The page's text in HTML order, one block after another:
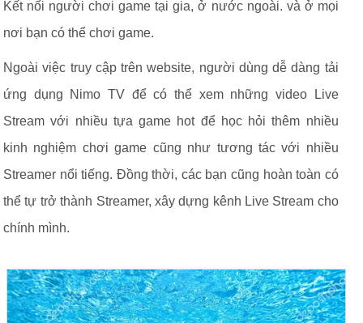
Kết nối người chơi game tại gia, ở nước ngoài. và ở mọi
nơi bạn có thể chơi game.
Ngoài việc truy cập trên website, người dùng dễ dàng tải
ứng dụng Nimo TV để có thể xem những video Live
Stream với nhiều tựa game hot để học hỏi thêm nhiều
kinh nghiệm chơi game cũng như tương tác với nhiều
Streamer nổi tiếng. Đồng thời, các bạn cũng hoàn toàn có
thể tự trở thành Streamer, xây dựng kênh Live Stream cho
chính mình.